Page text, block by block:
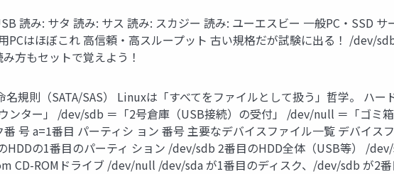
読み: サタ 読み: サス 読み: スカジー 読み: ユーエスビー 一般PC・SSD
はほぼこれ 高信頼・高スループット 古い規格だが試験に出る！ /dev/
方もセットで覚えよう！
則（SATA/SAS） Linuxは「すべてをファイルとして扱う」哲学。 ハー
ター」 /dev/sdb ＝「2号倉庫（USB接続）の受付」 /dev/null ＝「ゴミ
番 号 a=1番目 パーティシ ョン 番号 主要なデバイスファイル一覧 デバイス
の1番目のパーティ ション /dev/sdb 2番目のHDD全体（USB等） /
CD-ROMドライブ /dev/null /dev/sda が1番目のディスク、/dev/sdb が2